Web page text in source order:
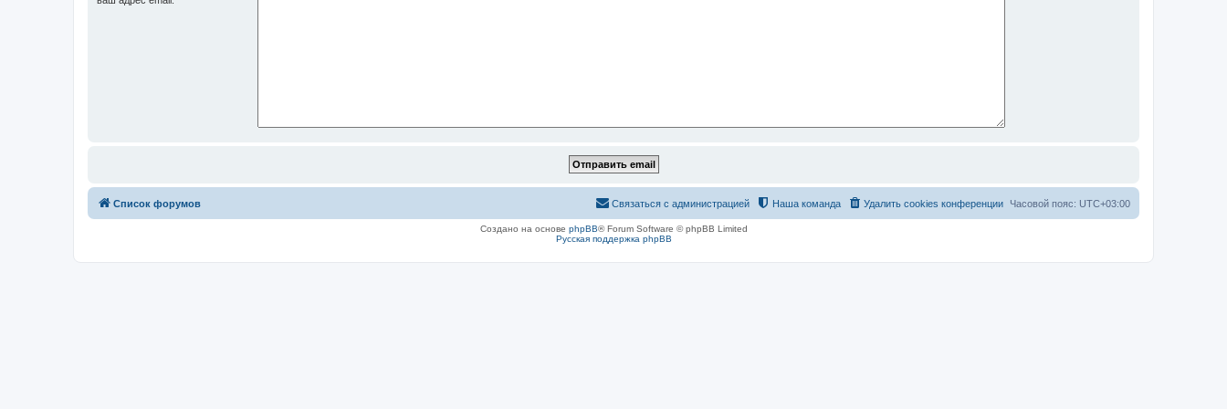
Список форумов Часовой пояс: UTC+03:00
Удалить cookies конференции
Наша команда
Связаться с администрацией
Создано на основе phpBB® Forum Software © phpBB Limited
Русская поддержка phpBB